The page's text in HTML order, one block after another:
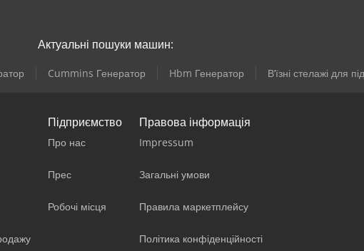
Актуальні пошуки машин:
Cummins Генератор Hbm Генератор В’їзні стелажі для
Підприємство
Про нас
Прес
Робочі місця
Правова інформація
Impressum
Загальні умови
Правила маркетплейсу
Політика конфіденційності